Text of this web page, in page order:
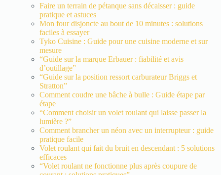
Faire un terrain de pétanque sans décaisser : guide
pratique et astuces
Mon four disjoncte au bout de 10 minutes : solutions
faciles à essayer
Tyko Cuisine : Guide pour une cuisine moderne et sur
mesure
“Guide sur la marque Erbauer : fiabilité et avis
d’outillage”
“Guide sur la position ressort carburateur Briggs et
Stratton”
Comment coudre une bâche à bulle : Guide étape par
étape
“Comment choisir un volet roulant qui laisse passer la
lumière ?”
Comment brancher un néon avec un interrupteur : guide
pratique facile
Volet roulant qui fait du bruit en descendant : 5 solutions
efficaces
“Volet roulant ne fonctionne plus après coupure de